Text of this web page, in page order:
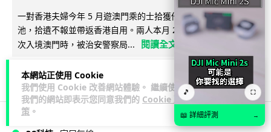
本網站正使用 Cookie
我們使用 Cookie 改善網站體驗。 繼續使用
我們的網站即表示您同意我們的 Cookie 政
策 。
一對香港夫婦今年 5 月遊澳門乘的士拾獲他人遺留相機及電
池，拾遺不報並帶返香港自用。兩人本月 2 日經港珠澳大橋再
次入境澳門時，被治安警察局...
閱讀全文
539 75 ↗ 分享
🎵 ⛶
📖 詳細評測 →